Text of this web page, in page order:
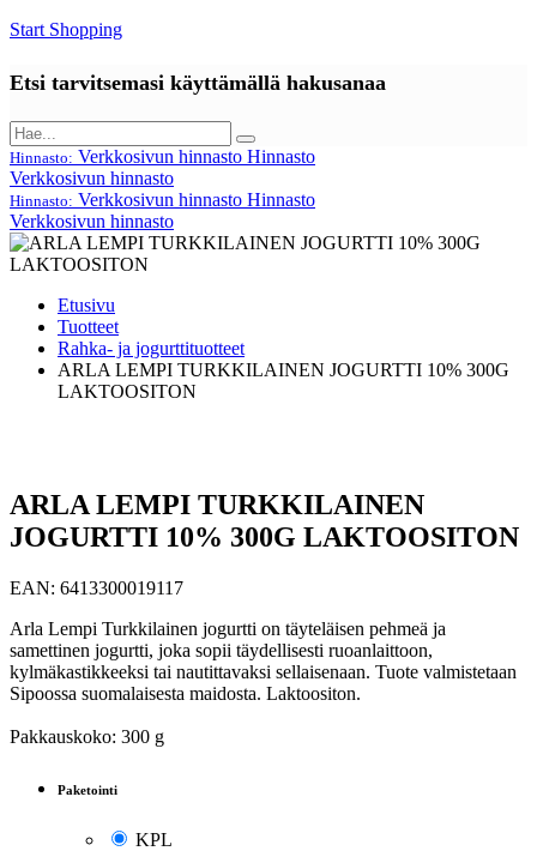
Start Shopping
Etsi tarvitsemasi käyttämällä hakusanaa
Hinnasto: Verkkosivun hinnasto Hinnasto
Verkkosivun hinnasto
Hinnasto: Verkkosivun hinnasto Hinnasto
Verkkosivun hinnasto
Etusivu
Tuotteet
Rahka- ja jogurttituotteet
ARLA LEMPI TURKKILAINEN JOGURTTI 10% 300G
LAKTOOSITON
ARLA LEMPI TURKKILAINEN
JOGURTTI 10% 300G LAKTOOSITON
EAN: 6413300019117
Arla Lempi Turkkilainen jogurtti on täyteläisen pehmeä ja
samettinen jogurtti, joka sopii täydellisesti ruoanlaittoon,
kylmäkastikkeeksi tai nautittavaksi sellaisenaan. Tuote valmistetaan
Sipoossa suomalaisesta maidosta. Laktoositon.
Pakkauskoko: 300 g
Paketointi
KPL